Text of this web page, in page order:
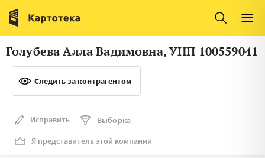
Италия
Люксембург
Литва
Нидерланды
Голубева Алла Вадимовна, УНП 100559041
Следить за контрагентом
Исправить
Выборка
Я представитель этой компании